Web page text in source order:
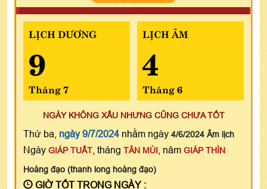
LỊCH DƯƠNG
9
Tháng 7
LỊCH ÂM
4
Tháng 6
NGÀY KHÔNG XẤU NHƯNG CŨNG CHƯA TỐT
Thứ ba, ngày 9/7/2024 nhằm ngày 4/6/2024 Âm lịch
Ngày GIÁP TUẤT , tháng TÂN MÙI , năm GIÁP THÌN
Hoàng đạo (thanh long hoàng đạo)
GIỜ TỐT TRONG NGÀY :